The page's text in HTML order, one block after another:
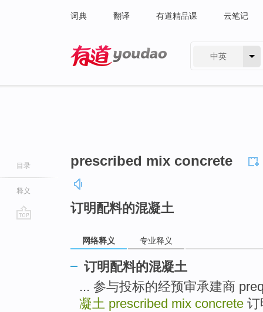
词典 翻译 有道精品课 云笔记
中英
目录
释义
prescribed mix concrete
订明配料的混凝土
网络释义 专业释义
订明配料的混凝土
... 参与投标的经预审承建商
凝土 prescribed mix concrete 订